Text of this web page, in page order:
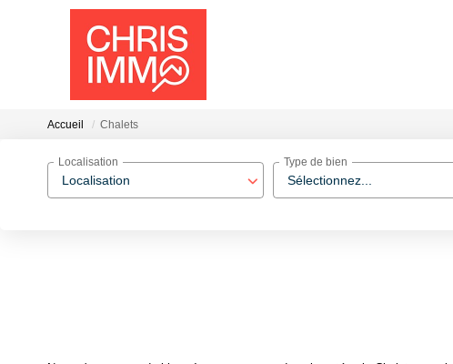
Accueil Chalets
Localisation
Localisation
Sélectionnez...
Type de bien